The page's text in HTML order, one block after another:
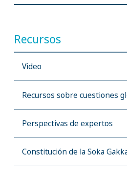
Recursos
Video
Recursos sobre cuestiones
Perspectivas de expertos
Constitución de la Soka